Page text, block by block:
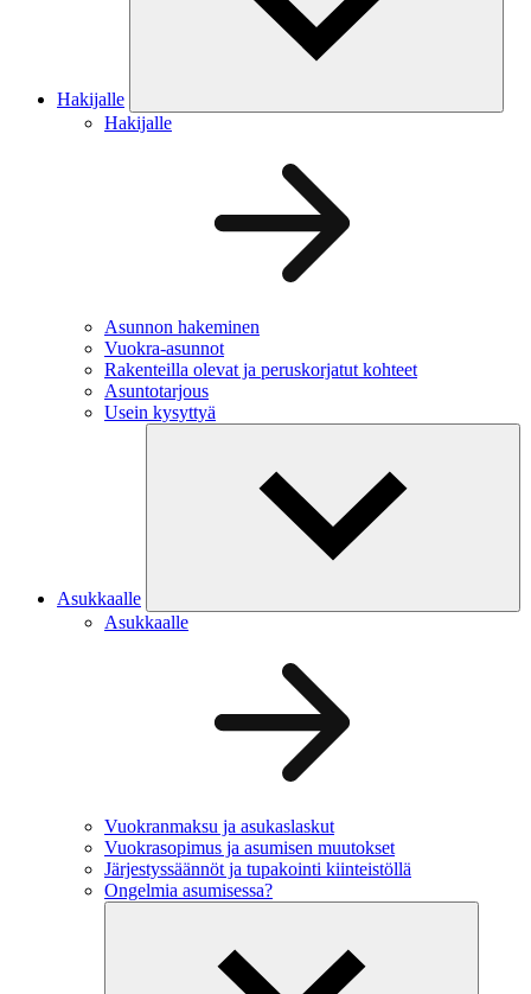
Hakijalle
Hakijalle
Asunnon hakeminen
Vuokra-asunnot
Rakenteilla olevat ja peruskorjatut kohteet
Asuntotarjous
Usein kysyttyä
Asukkaalle
Asukkaalle
Vuokranmaksu ja asukaslaskut
Vuokrasopimus ja asumisen muutokset
Järjestyssäännöt ja tupakointi kiinteistöllä
Ongelmia asumisessa?